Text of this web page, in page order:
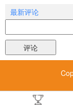
最新评论